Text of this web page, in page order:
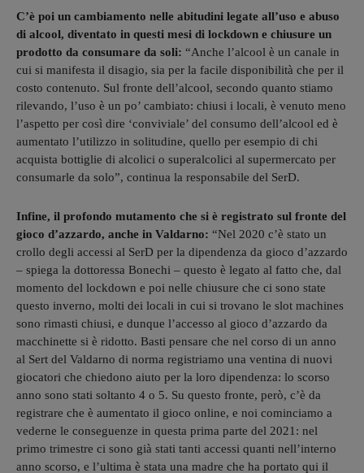
C’è poi un cambiamento nelle abitudini legate all’uso e abuso
di alcool, diventato in questi mesi di lockdown e chiusure un
prodotto da consumare da soli: “Anche l’alcool è un canale in
cui si manifesta il disagio, sia per la facile disponibilità che per il
costo contenuto. Sul fronte dell’alcool, secondo quanto stiamo
rilevando, l’uso è un po’ cambiato: chiusi i locali, è venuto meno
l’aspetto per così dire ‘conviviale’ del consumo dell’alcool ed è
aumentato l’utilizzo in solitudine, quello per esempio di chi
acquista bottiglie di alcolici o superalcolici al supermercato per
consumarle da solo”, continua la responsabile del SerD.
Infine, il profondo mutamento che si è registrato sul fronte del
gioco d’azzardo, anche in Valdarno: “Nel 2020 c’è stato un
crollo degli accessi al SerD per la dipendenza da gioco d’azzardo
– spiega la dottoressa Bonechi – questo è legato al fatto che, dal
momento del lockdown e poi nelle chiusure che ci sono state
questo inverno, molti dei locali in cui si trovano le slot machines
sono rimasti chiusi, e dunque l’accesso al gioco d’azzardo da
macchinette si è ridotto. Basti pensare che nel corso di un anno
al Sert del Valdarno di norma registriamo una ventina di nuovi
giocatori che chiedono aiuto per la loro dipendenza: lo scorso
anno sono stati soltanto 4 o 5. Su questo fronte, però, c’è da
registrare che è aumentato il gioco online, e noi cominciamo a
vederne le conseguenze in questa prima parte del 2021: nel
primo trimestre ci sono già stati tanti accessi quanti nell’interno
anno scorso, e l’ultima è stata una madre che ha portato qui il